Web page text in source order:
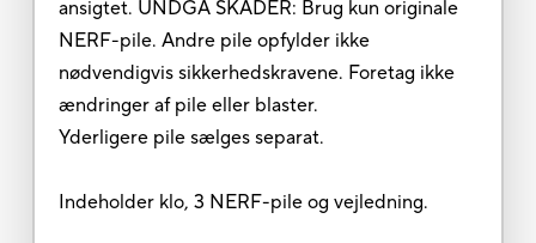
ansigtet. UNDGÅ SKADER: Brug kun originale
NERF-pile. Andre pile opfylder ikke
nødvendigvis sikkerhedskravene. Foretag ikke
ændringer af pile eller blaster.
Yderligere pile sælges separat.
Indeholder klo, 3 NERF-pile og vejledning.